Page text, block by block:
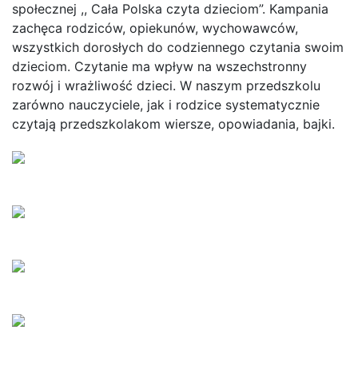
społecznej ,, Cała Polska czyta dzieciom”. Kampania
zachęca rodziców, opiekunów, wychowawców,
wszystkich dorosłych do codziennego czytania swoim
dzieciom. Czytanie ma wpływ na wszechstronny
rozwój i wrażliwość dzieci. W naszym przedszkolu
zarówno nauczyciele, jak i rodzice systematycznie
czytają przedszkolakom wiersze, opowiadania, bajki.